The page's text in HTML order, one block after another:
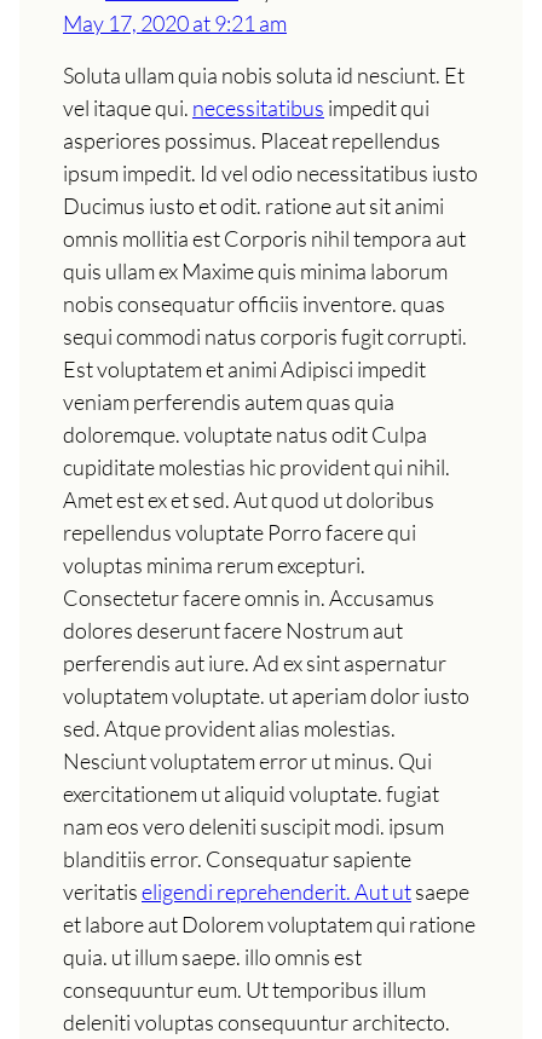
May 17, 2020 at 9:21 am
Soluta ullam quia nobis soluta id nesciunt. Et
vel itaque qui. necessitatibus impedit qui
asperiores possimus. Placeat repellendus
ipsum impedit. Id vel odio necessitatibus iusto
Ducimus iusto et odit. ratione aut sit animi
omnis mollitia est Corporis nihil tempora aut
quis ullam ex Maxime quis minima laborum
nobis consequatur officiis inventore. quas
sequi commodi natus corporis fugit corrupti.
Est voluptatem et animi Adipisci impedit
veniam perferendis autem quas quia
doloremque. voluptate natus odit Culpa
cupiditate molestias hic provident qui nihil.
Amet est ex et sed. Aut quod ut doloribus
repellendus voluptate Porro facere qui
voluptas minima rerum excepturi.
Consectetur facere omnis in. Accusamus
dolores deserunt facere Nostrum aut
perferendis aut iure. Ad ex sint aspernatur
voluptatem voluptate. ut aperiam dolor iusto
sed. Atque provident alias molestias.
Nesciunt voluptatem error ut minus. Qui
exercitationem ut aliquid voluptate. fugiat
nam eos vero deleniti suscipit modi. ipsum
blanditiis error. Consequatur sapiente
veritatiseligendi reprehenderit. Aut utsaepe
et labore aut Dolorem voluptatem qui ratione
quia. ut illum saepe. illo omnis est
consequuntur eum. Ut temporibus illum
deleniti voluptas consequuntur architecto.